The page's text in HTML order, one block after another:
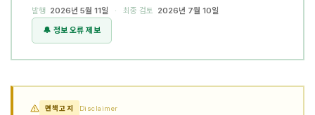
발행 2026년 5월 11일 · 최종 검토 2026년 7월 10일
🔔 정보 오류 제보
면책고지 Disclaimer